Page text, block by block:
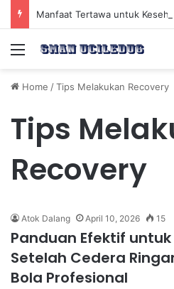
Menu
Home /Tips Melakukan Recovery
Tips
Recovery
Atok Dalang April 10, 2026 15
Panduan Efektif
Setelah Cedera
Bola Profesional